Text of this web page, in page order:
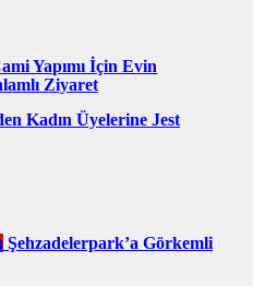
Yapımı İçin Evin
Ziyaret
Kadın Üyelerine Jest
Şehzadelerpark’a Görkemli